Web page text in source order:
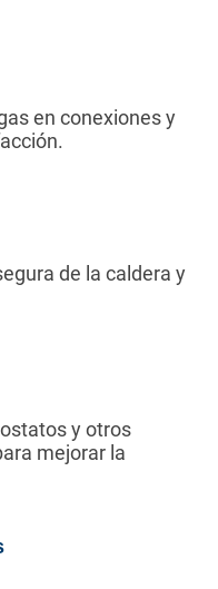
en conexiones y
de la caldera y
y otros
mejorar la